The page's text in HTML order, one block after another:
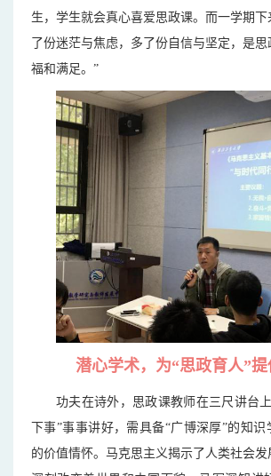
生，学生就会真心喜爱思政课。而一学期
了份迷茫与焦虑，多了份自信与坚定，是
福和满足。”
潜心学术，为“思政育人”
功夫在诗外，思政课教师在三尺讲台
下事”事事讲好，需具备“广博深厚”的知
的价值情怀。马克思主义揭示了人类社会